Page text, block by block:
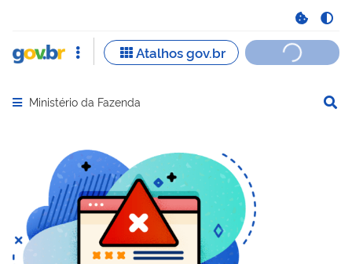
Abrir menu principal de navegação
Ministério da Fazenda